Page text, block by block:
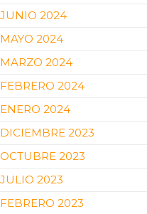
JUNIO 2024
MAYO 2024
MARZO 2024
FEBRERO 2024
ENERO 2024
DICIEMBRE 2023
OCTUBRE 2023
JULIO 2023
FEBRERO 2023